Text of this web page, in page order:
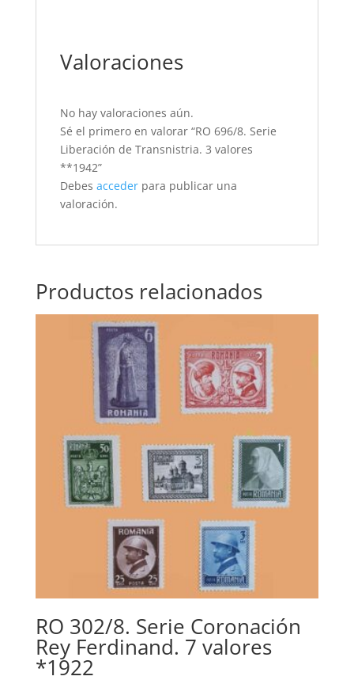
Valoraciones
No hay valoraciones aún.
Sé el primero en valorar “RO 696/8. Serie
Liberación de Transnistria. 3 valores
**1942”
Debes accederpara publicar una
valoración.
Productos relacionados
RO 302/8. Serie Coronación
Rey Ferdinand. 7 valores
*1922